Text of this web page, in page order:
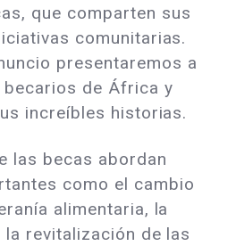
que comparten sus
comunitarias.
presentaremos a
becarios de África y
increíbles historias.
las becas abordan
como el cambio
alimentaria, la
revitalización de las